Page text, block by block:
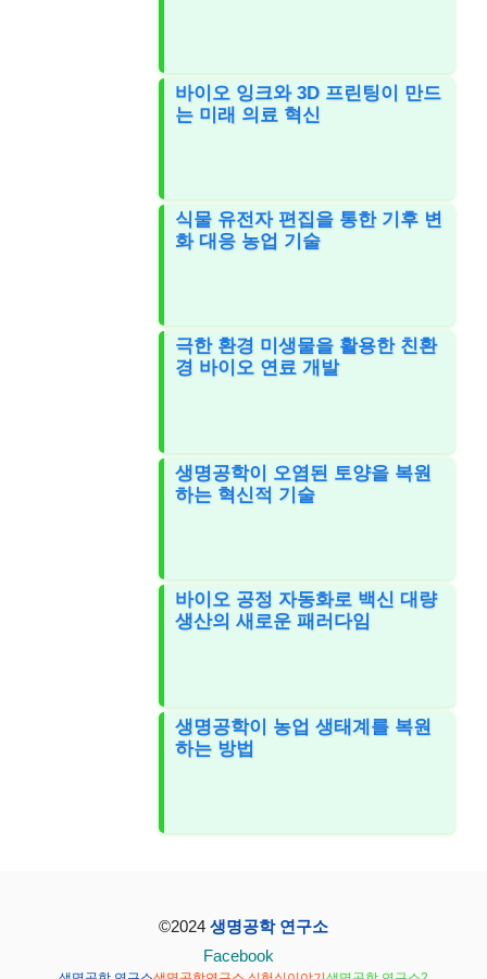
바이오 잉크와 3D 프린팅이 만드
는 미래 의료 혁신
식물 유전자 편집을 통한 기후 변
화 대응 농업 기술
극한 환경 미생물을 활용한 친환
경 바이오 연료 개발
생명공학이 오염된 토양을 복원
하는 혁신적 기술
바이오 공정 자동화로 백신 대량
생산의 새로운 패러다임
생명공학이 농업 생태계를 복원
하는 방법
©2024 생명공학 연구소
Facebook